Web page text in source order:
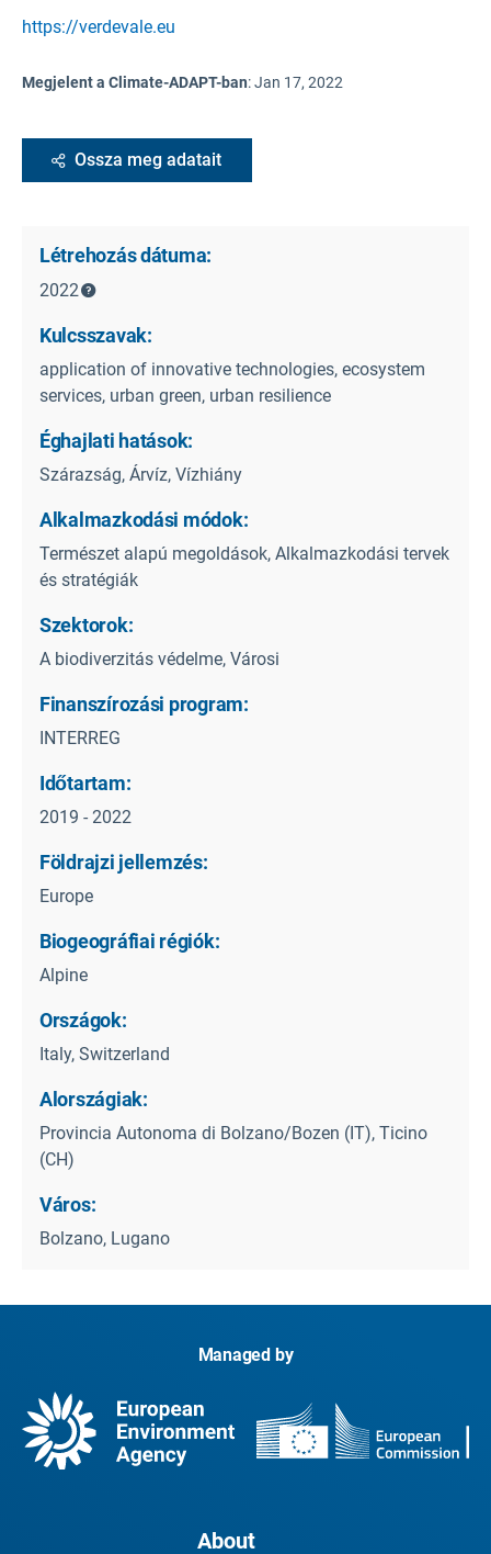
https://verdevale.eu
Megjelent a Climate-ADAPT-ban:Jan 17, 2022
Ossza meg adatait
Létrehozás dátuma:
2022
Kulcsszavak:
application of innovative technologies, ecosystem
services, urban green, urban resilience
Éghajlati hatások:
Szárazság, Árvíz, Vízhiány
Alkalmazkodási módok:
Természet alapú megoldások, Alkalmazkodási tervek
és stratégiák
Szektorok:
A biodiverzitás védelme, Városi
Finanszírozási program:
INTERREG
Időtartam:
2019 - 2022
Földrajzi jellemzés:
Europe
Biogeográfiai régiók:
Alpine
Országok:
Italy, Switzerland
Alországiak:
Provincia Autonoma di Bolzano/Bozen (IT), Ticino
(CH)
Város:
Bolzano, Lugano
Managed by
About